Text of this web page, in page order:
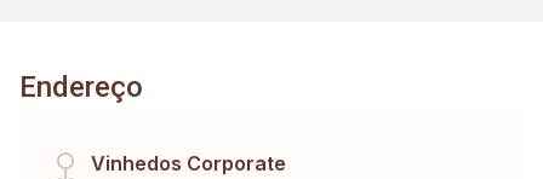
Endereço
Vinhedos Corporate